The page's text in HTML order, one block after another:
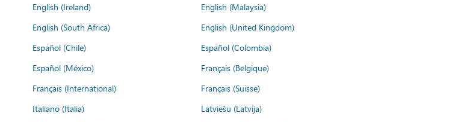
English (Ireland)
English (Malaysia)
English (South Africa)
English (United Kingdom)
Español (Chile)
Español (Colombia)
Español (México)
Français (Belgique)
Français (International)
Français (Suisse)
Italiano (Italia)
Latviešu (Latvija)